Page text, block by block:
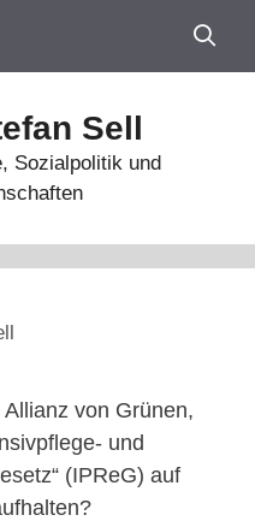
Sell
Sozialpolitik und
von Grünen,
und
(IPReG) auf